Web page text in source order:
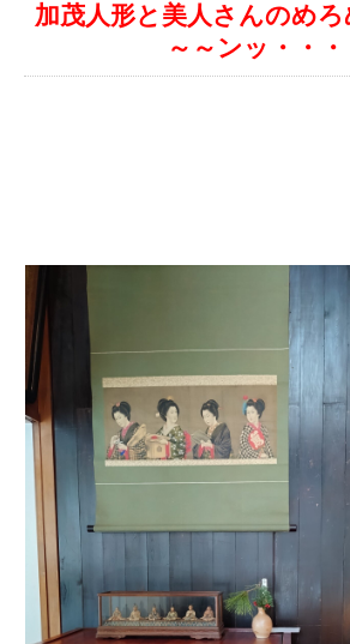
加茂人形と美人さんのめ
～～ンッ・・・